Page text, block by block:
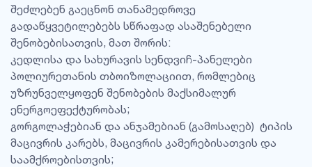
შეძლებენ გაეცნონ თანამედროვე
გადაწყვეტილებებს სწრაფად ასაშენებელი
შენობებისათვის, მათ შორის:​
კედლისა და სახურავის სენდვიჩ-პანელები
პოლიურეთანის თბოიზოლაციით, რომლებიც
უზრუნველყოფენ შენობების მაქსიმალურ
ენერგოეფექტურობას;
გორგოლაჭებიან და ანჯამებიან (გამოსაღებ) ტიპის
მაცივრის კარებს, მაცივრის კამერებისათვის და
საამქროებისთვის;